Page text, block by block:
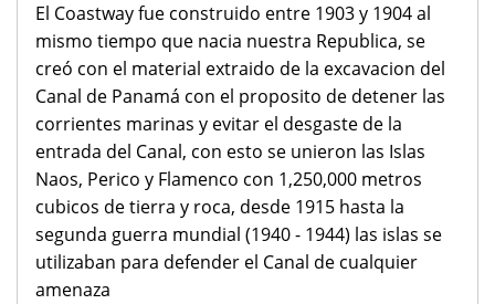
El Coastway fue construido entre 1903 y 1904 al
mismo tiempo que nacia nuestra Republica, se
creó con el material extraido de la excavacion del
Canal de Panamá con el proposito de detener las
corrientes marinas y evitar el desgaste de la
entrada del Canal, con esto se unieron las Islas
Naos, Perico y Flamenco con 1,250,000 metros
cubicos de tierra y roca, desde 1915 hasta la
segunda guerra mundial (1940 - 1944) las islas se
utilizaban para defender el Canal de cualquier
amenaza